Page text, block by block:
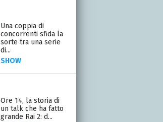
Una coppia di
concorrenti sfida la
sorte tra una serie
di...
SHOW
Ore 14, la storia di
un talk che ha fatto
grande Rai 2: d...